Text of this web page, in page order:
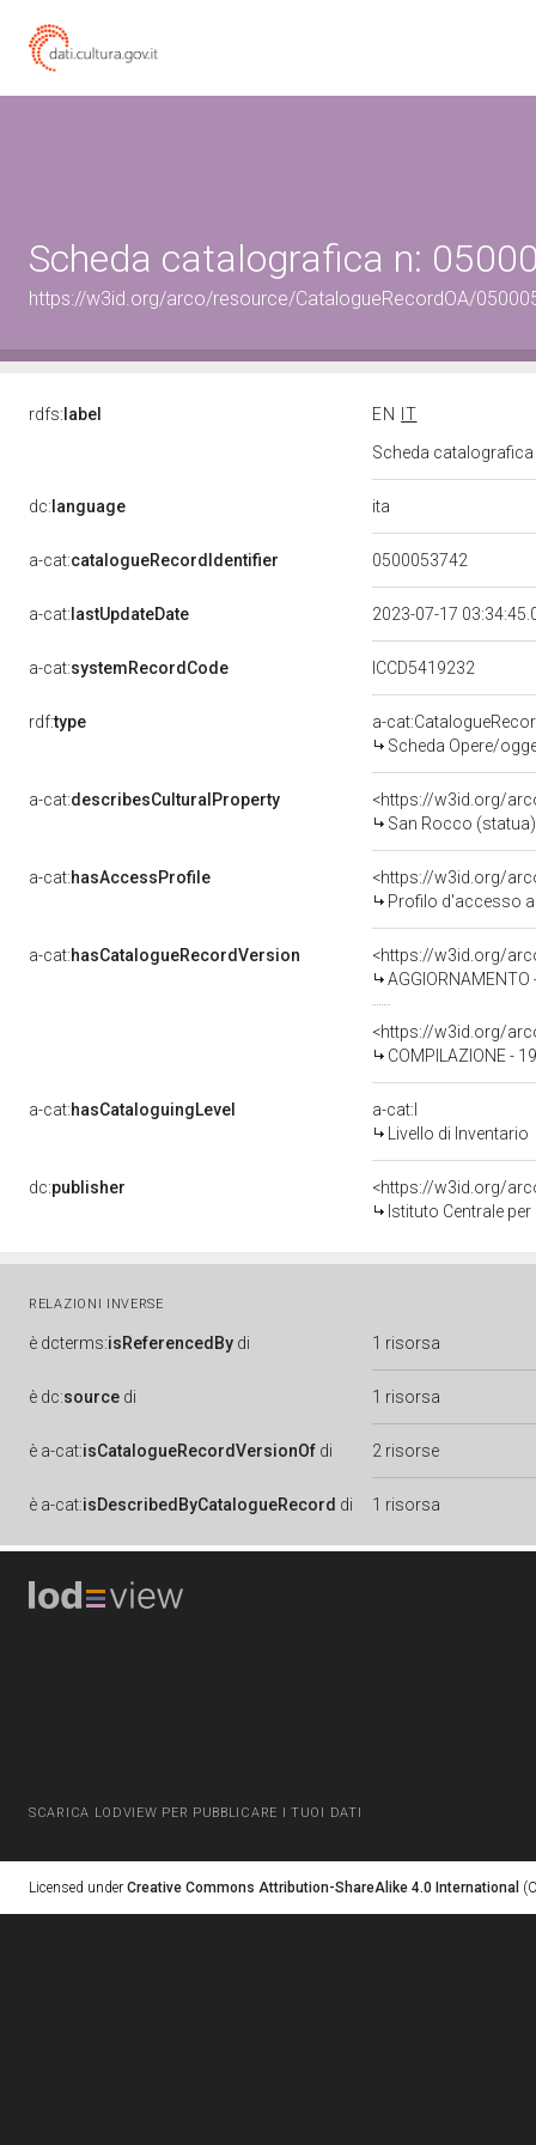
Scheda catalografica n:
https://w3id.org/arco/resource/CatalogueRecordOA/
rdfs: label EN
IT
Scheda
dc: language ita
a-cat:catalogueRecordIdentifier 0500053742
a-cat: lastUpdateDate 2023-07-17
a-cat:systemRecordCode ICCD5419232
rdf:type
a-
Scheda Opere/
a-cat:describesCulturalProperty
<https://w3id.org/
San Rocco
a-cat:hasAccessProfile
<https://w3id.org/
Profilo d'accesso
a-cat:hasCatalogueRecordVersion
<https://w3id.org/
<https://w3id.org/
COMPILAZIONE -
a-cat:hasCataloguingLevel
a-cat:I
Livello di Inventario
dc:publisher
<https://w3id.org/
Istituto Centrale
RELAZIONI INVERSE
è dcterms:isReferencedBy di 1 risorsa
è dc:source di 1 risorsa
è a-cat:isCatalogueRecordVersionOf di 2 risorse
è a-cat:isDescribedByCatalogueRecord di 1 risorsa
SCARICA LODVIEW PER PUBBLICARE I TUOI DATI
Licensed under Creative Commons Attribution-ShareAlike 4.0 International